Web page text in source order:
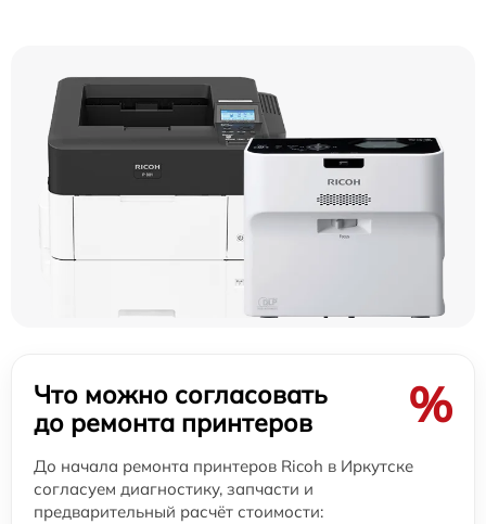
Что можно согласовать
до ремонта принтеров
%
До начала ремонта принтеров Ricoh в Иркутске
согласуем диагностику, запчасти и
предварительный расчёт стоимости: